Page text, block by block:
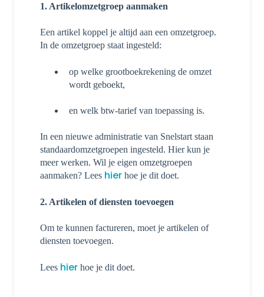
1. Artikelomzetgroep aanmaken
Een artikel koppel je altijd aan een omzetgroep.
In de omzetgroep staat ingesteld:
op welke grootboekrekening de omzet
wordt geboekt,
en welk btw-tarief van toepassing is.
In een nieuwe administratie van Snelstart staan
standaardomzetgroepen ingesteld. Hier kun je
meer werken. Wil je eigen omzetgroepen
aanmaken? Lees hier hoe je dit doet.
2. Artikelen of diensten toevoegen
Om te kunnen factureren, moet je artikelen of
diensten toevoegen.
Lees hier hoe je dit doet.